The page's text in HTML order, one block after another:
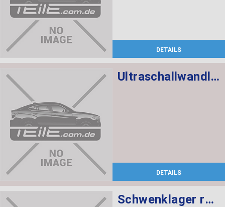
DETAILS
Ultraschallwandler schwarz
DETAILS
Schwenklager rechts